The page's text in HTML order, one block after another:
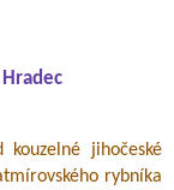
jihočeské
rybníka